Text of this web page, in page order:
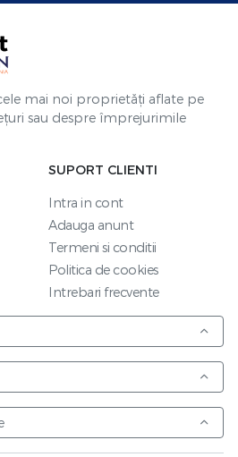
mai noi proprietăți aflate pe
sau despre împrejurimile
SUPORT CLIENTI
Intra in cont
Adauga anunt
Termeni si conditii
Politica de cookies
Intrebari frecvente